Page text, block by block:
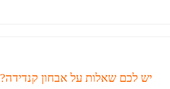
יש לכם שאלות על אבחון קנדידה?